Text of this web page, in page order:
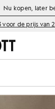
Nu kopen, later
voor de prijs van
in- of